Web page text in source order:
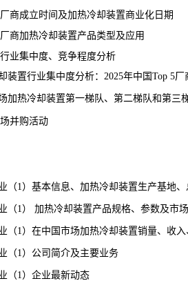
成立时间及加热冷却装置商业化日期
加热冷却装置产品类型及应用
集中度、竞争程度分析
业集中度分析：2025年中国Top 5厂
却装置第一梯队、第二梯队和第三梯
并购活动
基本信息、加热冷却装置生产基地、
加热冷却装置产品规格、参数及市
在中国市场加热冷却装置销量、收入、
）公司简介及主要业务
）企业最新动态